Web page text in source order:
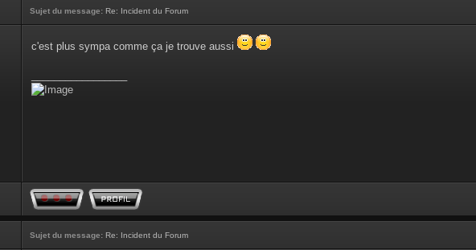
Sujet du message: Re: Incident du Forum
c'est plus sympa comme ça je trouve aussi
Sujet du message: Re: Incident du Forum